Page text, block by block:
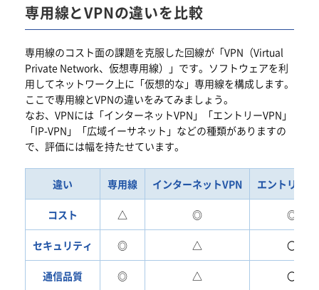
専用線とVPNの違いを比較
専用線のコスト面の課題を克服した回線が「VPN（Virtual
Private Network、仮想専用線）」です。ソフトウェアを利
用してネットワーク上に「仮想的な」専用線を構成します。
ここで専用線とVPNの違いをみてみましょう。
なお、VPNには「インターネットVPN」「エントリーVPN」
「IP-VPN」「広域イーサネット」などの種類がありますの
で、評価には幅を持たせています。
違い 専用線 インターネットVPN エントリー
コスト △ ◎ ◎
セキュリティ ◎ △ 〇
通信品質 ◎ △ 〇